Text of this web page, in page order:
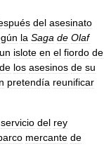
del asesinato
la Saga de Olaf
un islote en el fiordo de
de los asesinos de su
pretendía reunificar
servicio del rey
mercante de